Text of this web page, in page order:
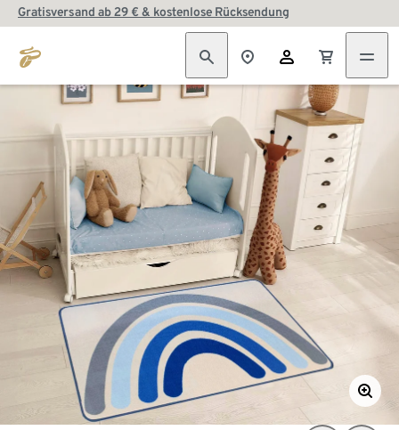
Gratisversand ab 29 € & kostenlose Rücksendung